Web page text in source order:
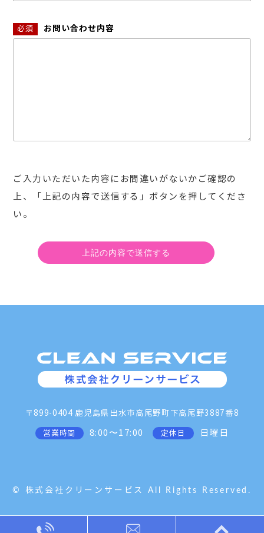
必須 お問い合わせ内容
ご入力いただいた内容にお間違いがないかご確認の
上、「上記の内容で送信する」ボタンを押してくださ
い。
〒899-0404 鹿児島県出水市高尾野町下高尾野3887番8
営業時間 8:00〜17:00 定休日 日曜日
© 株式会社クリーンサービス All Rights Reserved.